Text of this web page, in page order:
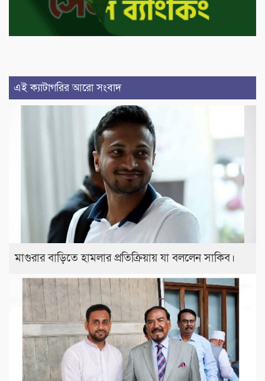
এই ক্যাটাগরির আরো সংবাদ
মাগুরার বাড়িতে হামলার প্রতিক্রিয়ায় যা বললেন সাকিব।